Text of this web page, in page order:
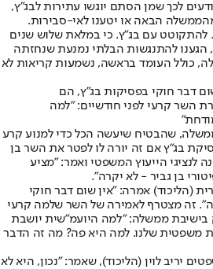
לכך שמן הסתם יוגשו עתירות לבג"ץ,
הבאה או יטענו לאי-סבירות.
להתקוטט עם בג"ץ. כי במלאת שלוש שנים
להתנגשות הבלתי נמנעת שנחזתה
כולל העומד בראשה, נשמעות קריאות לא
דבר חוקי בפסיקות בג"ץ, הם
השר קרעי לפני חודשיים: "למה
שהבטיח שיעשה הכל כדי למנוע קרע
בג"ץ אם זה יורה לו לפטר את השר בן
לנציגי הייעוץ המשפטי ואמר: "מציע
בן גביר - לא יקרה".
(הליכוד) אמרה: "אין שום דבר חוקי
זה מצטרף לאמירה של השר שלמה קרעי
בישיבת ממשלה: "למה היועמ"שית יושבת
משפטית שלנו. למה היא פה? מה זה הדבר
יריב לוין (הליכוד), שאמר: "נכון, היא לא